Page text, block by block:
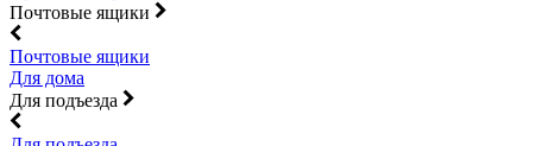
Почтовые ящики
Почтовые ящики
Для дома
Для подъезда